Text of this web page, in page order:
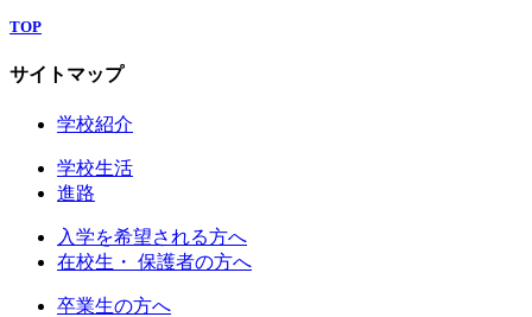
TOP
サイトマップ
学校紹介
学校生活
進路
入学を希望される方へ
在校生・ 保護者の方へ
卒業生の方へ